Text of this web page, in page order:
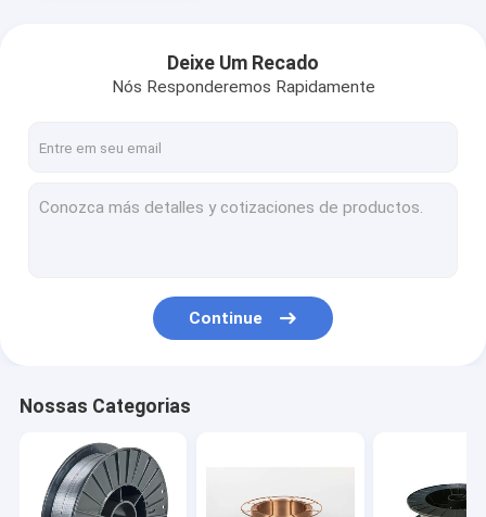
Deixe Um Recado
Nós Responderemos Rapidamente
Continue
Nossas Categorias